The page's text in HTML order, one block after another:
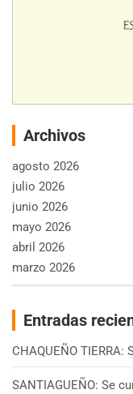
Archivos
agosto 2026
julio 2026
junio 2026
mayo 2026
abril 2026
marzo 2026
Entradas
CHAQUEÑO
SANTIAGUEÑO: Se